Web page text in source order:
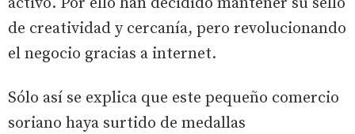
de creatividad y cercanía, pero revolucionando
el negocio gracias a internet.
Sólo así se explica que este pequeño comercio
soriano haya surtido de medallas